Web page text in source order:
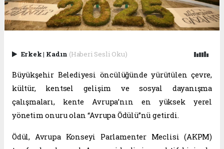
Erkek| Kadın (Haberi Sesli Oku)
Büyükşehir Belediyesi öncülüğünde yürütülen çevre,
kültür, kentsel gelişim ve sosyal dayanışma
çalışmaları, kente Avrupa’nın en yüksek yerel
yönetim onuru olan “Avrupa Ödülü”nü getirdi.
Ödül, Avrupa Konseyi Parlamenter Meclisi (AKPM)